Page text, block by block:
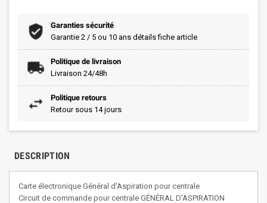
Garanties sécurité
Garantie 2 / 5 ou 10 ans détails fiche article
Politique de livraison
Livraison 24/48h
Politique retours
Retour sous 14 jours
DESCRIPTION
Carte électronique Général d'Aspiration pour centrale
Circuit de commande pour centrale GÉNÉRAL D'ASPIRATION